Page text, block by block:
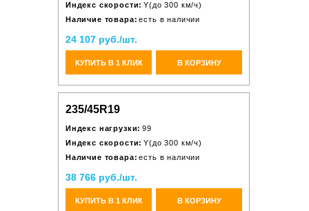
Индекс скорости: Y(до 300 км/ч)
Наличие товара: есть в наличии
24 107 руб./шт.
КУПИТЬ В 1 КЛИК В КОРЗИНУ
235/45R19
Индекс нагрузки: 99
Индекс скорости: Y(до 300 км/ч)
Наличие товара: есть в наличии
38 766 руб./шт.
КУПИТЬ В 1 КЛИК В КОРЗИНУ